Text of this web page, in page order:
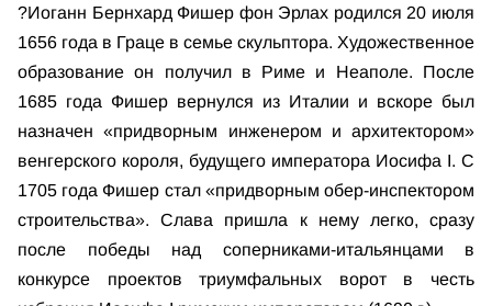
?Иоганн Бернхард Фишер фон Эрлах родился 20 июля
1656 года в Граце в семье скульптора. Художественное
образование он получил в Риме и Неаполе. После
1685 года Фишер вернулся из Италии и вскоре был
назначен «придворным инженером и архитектором»
венгерского короля, будущего императора Иосифа I. С
1705 года Фишер стал «придворным обер-инспектором
строительства». Слава пришла к нему легко, сразу
после победы над соперниками-итальянцами в
конкурсе проектов триумфальных ворот в честь